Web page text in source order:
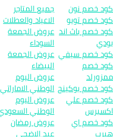
خصم نون
خصم تويو
خصم باث اند
خصم سيفي
خصم
خصم بوكينج
خصم علي
خصم اي
جميع المتاجر
الاعياد والعطلات
عروض الجمعة
السوداء
عروض الجمعة
البيضاء
عروض اليوم
الوطني الاماراتي
عروض اليوم
الوطني السعودي
عروض رمضان
عيد الاضحى